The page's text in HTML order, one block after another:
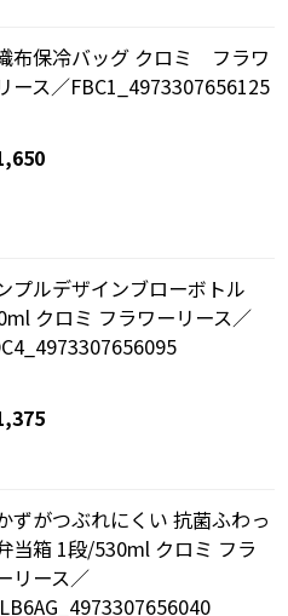
布保冷バッグ クロミ フラワ
ース／FBC1_4973307656125
プルデザインブローボトル
クロミ フラワーリース／
ずがつぶれにくい 抗菌ふわっ
当箱 1段/530ml クロミ フラ
リース／